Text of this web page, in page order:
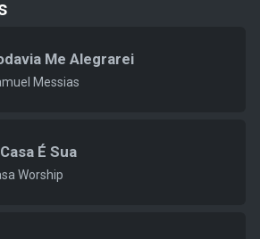
Me Alegrarei
Messias
É Sua
Worship